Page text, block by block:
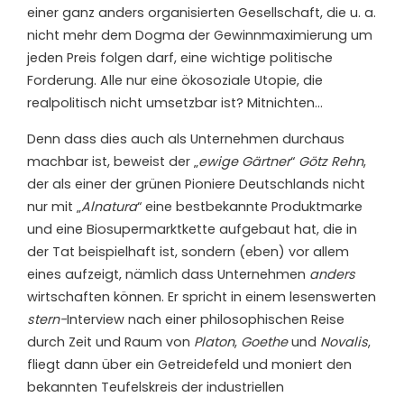
einer ganz anders organisierten Gesellschaft, die u. a.
nicht mehr dem Dogma der Gewinnmaximierung um
jeden Preis folgen darf, eine wichtige politische
Forderung. Alle nur eine ökosoziale Utopie, die
realpolitisch nicht umsetzbar ist? Mitnichten…
Denn dass dies auch als Unternehmen durchaus
machbar ist, beweist der „ewige Gärtner“ Götz Rehn,
der als einer der grünen Pioniere Deutschlands nicht
nur mit „Alnatura“ eine bestbekannte Produktmarke
und eine Biosupermarktkette aufgebaut hat, die in
der Tat beispielhaft ist, sondern (eben) vor allem
eines aufzeigt, nämlich dass Unternehmen anders
wirtschaften können. Er spricht in einem lesenswerten
stern-Interview nach einer philosophischen Reise
durch Zeit und Raum von Platon, Goetheund Novalis,
fliegt dann über ein Getreidefeld und moniert den
bekannten Teufelskreis der industriellen